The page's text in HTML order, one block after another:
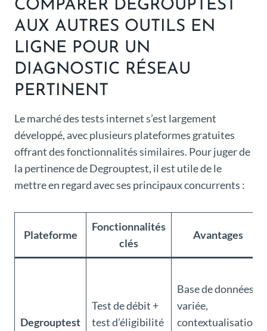
COMPARER DEGROUPTEST
AUX AUTRES OUTILS EN
LIGNE POUR UN
DIAGNOSTIC RÉSEAU
PERTINENT
Le marché des tests internet s’est largement
développé, avec plusieurs plateformes gratuites
offrant des fonctionnalités similaires. Pour juger de
la pertinence de Degrouptest, il est utile de le
mettre en regard avec ses principaux concurrents :
Plateforme
Fonctionnalités
clés
Avantages
Degrouptest
Test de débit +
test d’éligibilité
Base de données
variée,
contextualisation